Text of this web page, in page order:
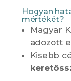
Hogyan
mértékét?
Magyar
adózott
Kisebb